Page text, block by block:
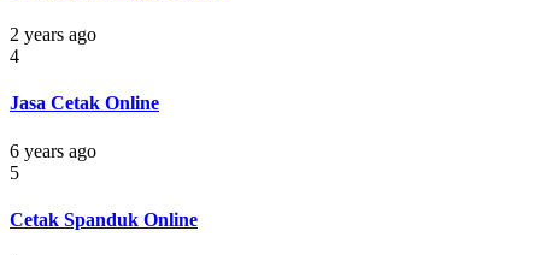
2 years ago
4
Jasa Cetak Online
6 years ago
5
Cetak Spanduk Online